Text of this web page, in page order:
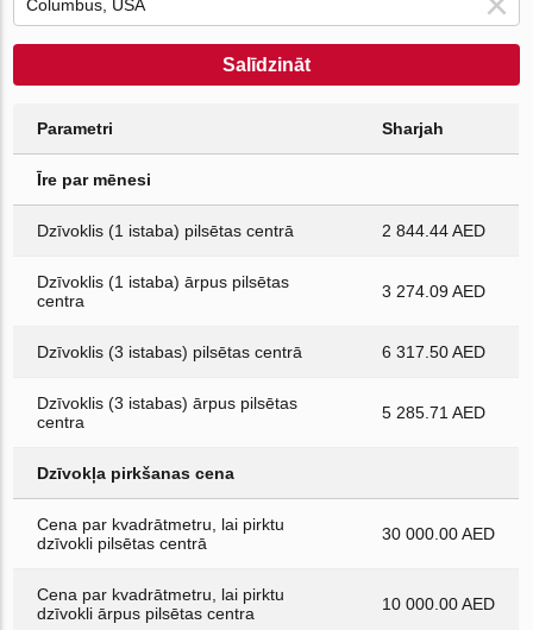
Salīdzināt
Parametri Sharjah
Īre par mēnesi
Dzīvoklis (1 istaba) pilsētas centrā 2 844.44 AED
Dzīvoklis (1 istaba) ārpus pilsētas
centra
3 274.09 AED
Dzīvoklis (3 istabas) pilsētas centrā 6 317.50 AED
Dzīvoklis (3 istabas) ārpus pilsētas
centra
5 285.71 AED
Dzīvokļa pirkšanas cena
Cena par kvadrātmetru, lai pirktu
dzīvokli pilsētas centrā
30 000.00 AED
Cena par kvadrātmetru, lai pirktu
dzīvokli ārpus pilsētas centra
10 000.00 AED